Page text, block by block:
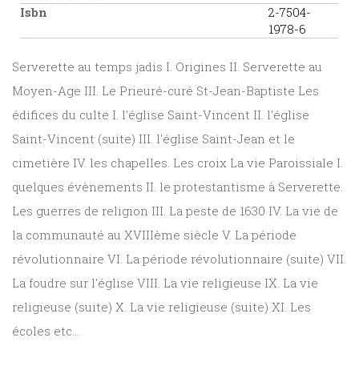
Isbn
2-7504-
1978-6
Serverette au temps jadis I. Origines II. Serverette au
Moyen-Age III. Le Prieuré-curé St-Jean-Baptiste Les
édifices du culte I. l'église Saint-Vincent II. l'église
Saint-Vincent (suite) III. l'église Saint-Jean et le
cimetière IV. les chapelles. Les croix La vie Paroissiale I.
quelques évènements II. le protestantisme à Serverette.
Les guerres de religion III. La peste de 1630 IV. La vie de
la communauté au XVIIIème siècle V. La période
révolutionnaire VI. La période révolutionnaire (suite) VII.
La foudre sur l'église VIII. La vie religieuse IX. La vie
religieuse (suite) X. La vie religieuse (suite) XI. Les
écoles etc...